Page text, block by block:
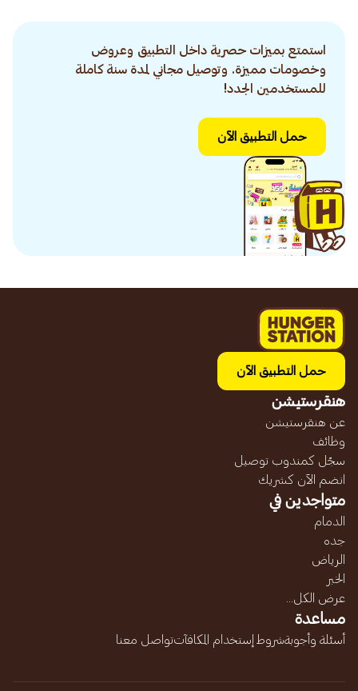
استمتع بميزات حصرية داخل التطبيق وعروض
وخصومات مميزة. وتوصيل مجاني لمدة سنة كاملة
للمستخدمين الجدد!
حمل التطبيق الآن
حمل التطبيق الآن
هنقرستيشن
عن هنقرستيشن
وظائف
سجّل كمندوب توصيل
انضم الآن كشريك
متواجدين في
الدمام
جده
الرياض
الخبر
عرض الكل...
مساعدة
أسئلة وأجوبةشروط إستخدام المكافآتتواصل معنا